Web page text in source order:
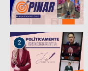
2